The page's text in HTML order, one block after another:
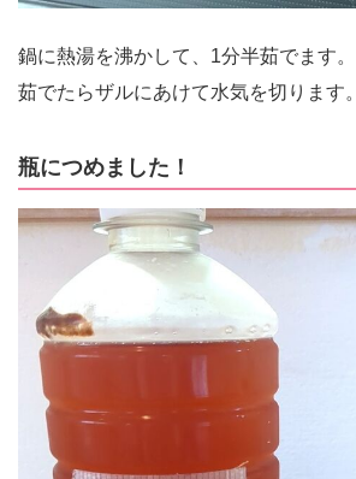
鍋に熱湯を沸かして、1分半茹でます。
茹でたらザルにあけて水気を切ります。
瓶につめました！